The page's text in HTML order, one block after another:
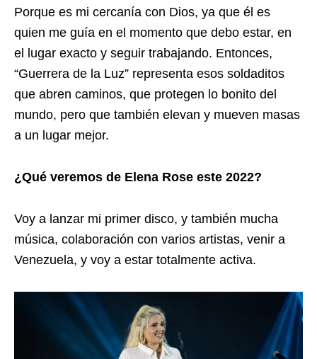
Porque es mi cercanía con Dios, ya que él es
quien me guía en el momento que debo estar, en
el lugar exacto y seguir trabajando. Entonces,
“Guerrera de la Luz” representa esos soldaditos
que abren caminos, que protegen lo bonito del
mundo, pero que también elevan y mueven masas
a un lugar mejor.
¿Qué veremos de Elena Rose este 2022?
Voy a lanzar mi primer disco, y también mucha
música, colaboración con varios artistas, venir a
Venezuela, y voy a estar totalmente activa.